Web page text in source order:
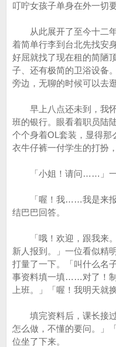
叮咛女孩子单身在外一切要
从此展开了至今十二年
着简单行李到台北先找安
好屈就找了现在租的简陋
子、还有极简的卫浴设备
旁边，无聊的时候可以去逛
早上八点还未到，我怀
班的银行。眼看着职员陆
个个身着OL套装，显得那
衣牛仔裤一付学生的打扮
「小姐！请问……」一
「喔！我……我是来报
结巴巴回答。
「哦！欢迎，跟我来。
新人报到。」一位看似精
打量了一下。「叫什么名
事资料填一填……对了！
上班。」「喔！我明天就
填完资料后，课长接过
怎么做，不懂的要问。」
位坐了下来。